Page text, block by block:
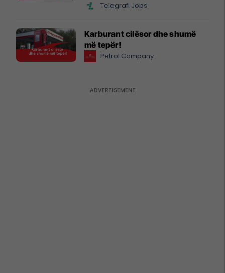
Telegrafi Jobs
Karburant cilësor dhe shumë
më tepër!
Petrol Company